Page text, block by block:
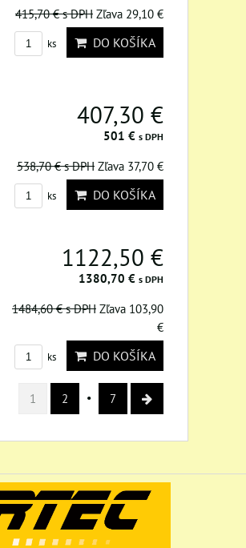
415,70 €s DPH Zľava 29,10 €
ks DO KOŠÍKA
407,30 €
501 € s DPH
538,70 €s DPH Zľava 37,70 €
ks DO KOŠÍKA
1122,50 €
1380,70 € s DPH
1484,60 €s DPH Zľava 103,90
€
ks DO KOŠÍKA
1 2 7